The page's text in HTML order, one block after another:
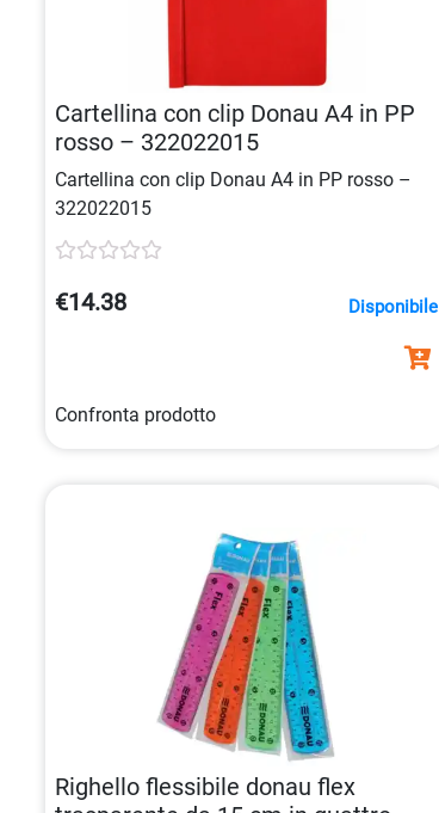
Cartellina con clip Donau A4 in PP
rosso – 322022015
Cartellina con clip Donau A4 in PP rosso –
322022015
€14.38 Disponibile
Confronta prodotto
Righello flessibile donau flex